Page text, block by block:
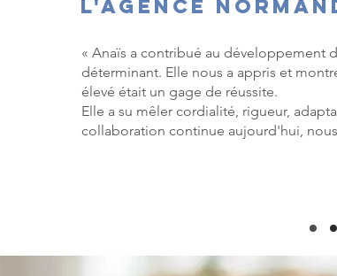
l'Agence
« Anaïs a contribué au développement
déterminant. Elle nous a appris et
élevé était un gage de réussite.
Elle a su mêler cordialité, rigueur,
collaboration continue aujourd'hui,